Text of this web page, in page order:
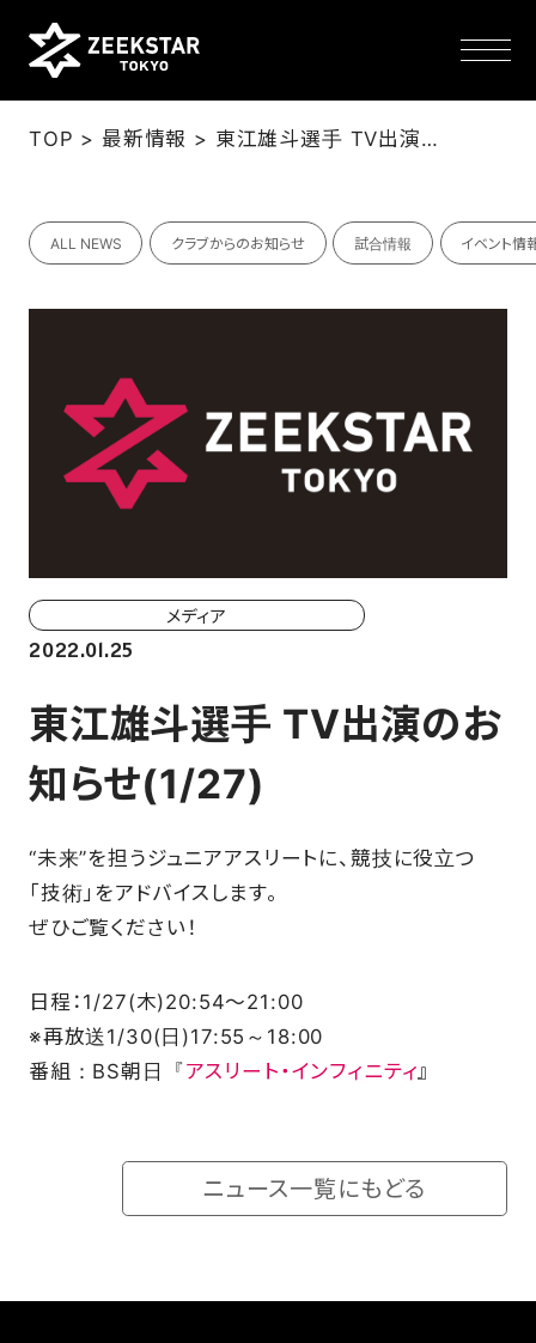
NEWS
TEAM
SCHEDULE
TICKET
会場（座席・価格表）
チケット購入方法
各座席について
観戦ガイド
FAN CLUB
マイページはこちら
CSR
PARTNERS
SHOP
TOP > 最新情報 > 東江雄斗選手 TV出演のお知らせ(1/27)
メディア
2022.01.25
東江雄斗選手 TV出演のお
知らせ(1/27)
“未来”を担うジュニアアスリートに、競技に役立つ
「技術」をアドバイスします。
ぜひご覧ください！
日程：1/27(木)20:54～21:00
※再放送1/30(日)17:55～18:00
番組：BS朝日『 アスリート・インフィニティ 』
ニュース一覧にもどる
ALL NEWS クラブからのお知らせ 試合情報 イベント情